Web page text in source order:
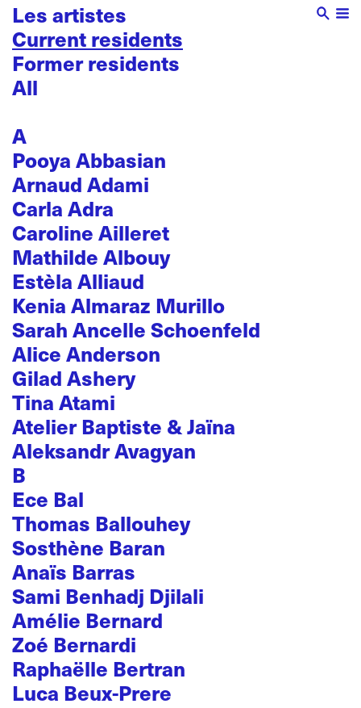
Les artistes
Current residents
Former residents
All
A
Pooya Abbasian
Arnaud Adami
Carla Adra
Caroline Ailleret
Mathilde Albouy
Estèla Alliaud
Kenia Almaraz Murillo
Sarah Ancelle Schoenfeld
Alice Anderson
Gilad Ashery
Tina Atami
Atelier Baptiste & Jaïna
Aleksandr Avagyan
B
Ece Bal
Thomas Ballouhey
Sosthène Baran
Anaïs Barras
Sami Benhadj Djilali
Amélie Bernard
Zoé Bernardi
Raphaëlle Bertran
Luca Beux-Prere